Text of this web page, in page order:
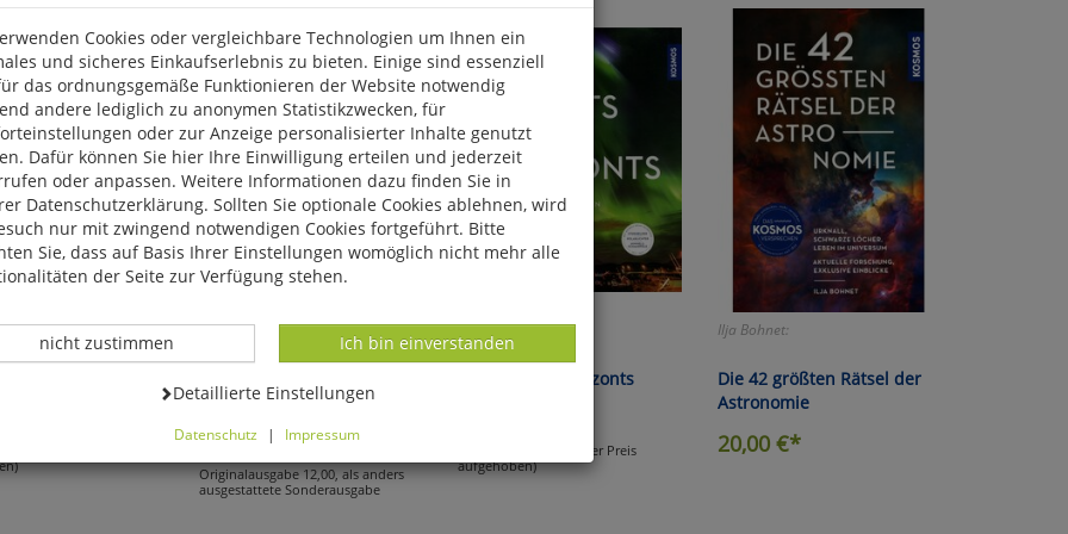
Hitching:
Preis
Becky Smethurst:
großen Knall
7,95€*
Originalausgabe 12,00, als anders
ausgestattete Sonderausgabe
Stefan Seip:
Jenseits des Horizonts
statt 40,00 (gebundener Preis
aufgehoben)
Ilja Bohnet:
Die 42 größten Rätsel der
Astronomie
20,00€*
Cookies oder vergleichbare Technologien um Ihnen ein
und sicheres Einkaufserlebnis zu bieten. Einige sind essenziell
das ordnungsgemäße Funktionieren der Website notwendig
andere lediglich zu anonymen Statistikzwecken, für
oder zur Anzeige personalisierter Inhalte genutzt
Dafür können Sie hier Ihre Einwilligung erteilen und jederzeit
oder anpassen. Weitere Informationen dazu finden Sie in
Datenschutzerklärung. Sollten Sie optionale Cookies ablehnen, wird
nur mit zwingend notwendigen Cookies fortgeführt. Bitte
Sie, dass auf Basis Ihrer Einstellungen womöglich nicht mehr alle
der Seite zur Verfügung stehen.
Datenverarbeitung -
Ich bin einverstanden
Datenverarbeitung -
nicht zustimmen
Datenverarbeitung -
Detaillierte Einstellungen
Datenschutz | Impressum
ablehnen, wird Ihr Besuch nur mit zwingend notwendigen Cookies
Bitte beachten Sie, dass auf Basis Ihrer Einstellungen womöglich